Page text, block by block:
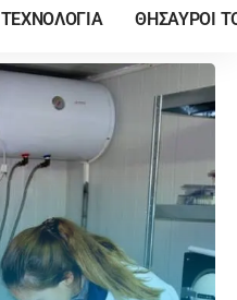
ΤΕΧΝΟΛΟΓΙΑ ΘΗΣΑΥΡΟΙ